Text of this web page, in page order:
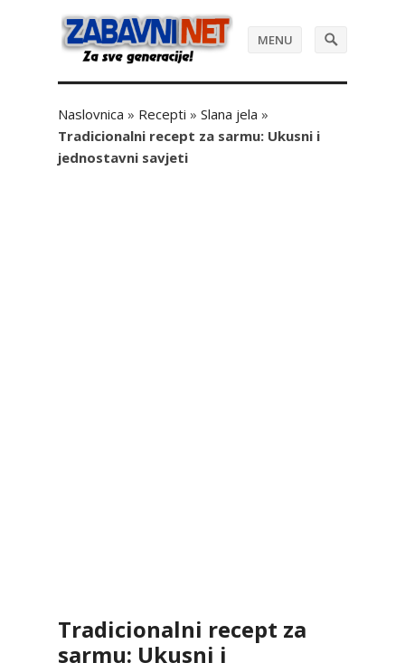
MENU
Naslovnica » Recepti » Slana jela »
Tradicionalni recept za sarmu: Ukusni i
jednostavni savjeti
Tradicionalni recept za
sarmu: Ukusni i